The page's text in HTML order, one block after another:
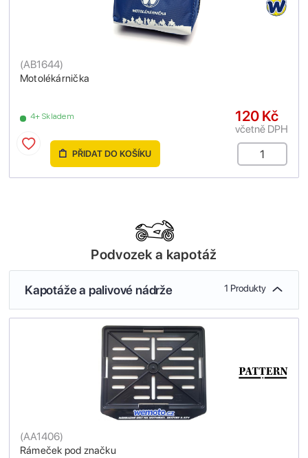
Motolékárnička
(AB1644)
4+ Skladem 120 Kč
včetně DPH
PŘIDAT DO KOŠÍKU
Podvozek a kapotáž
Kapotáže a palivové nádrže 1 Produkty
Rámeček pod značku
(AA1406)